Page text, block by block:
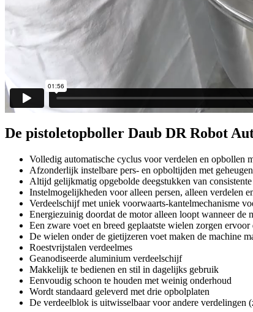
De pistoletopboller Daub DR Robot
Volledig automatische cyclus voor verdelen en opbollen
Afzonderlijk instelbare pers- en opboltijden met
Altijd gelijkmatig opgebolde deegstukken van
Instelmogelijkheden voor alleen persen, alleen verdelen
Verdeelschijf met uniek voorwaarts-kantelmechanisme
Energiezuinig doordat de motor alleen loopt wanneer de
Een zware voet en breed geplaatste wielen zorgen
De wielen onder de gietijzeren voet maken de machine
Roestvrijstalen verdeelmes
Geanodiseerde aluminium verdeelschijf
Makkelijk te bedienen en stil in dagelijks gebruik
Eenvoudig schoon te houden met weinig onderhoud
Wordt standaard geleverd met drie opbolplaten
De verdeelblok is uitwisselbaar voor andere verdelingen